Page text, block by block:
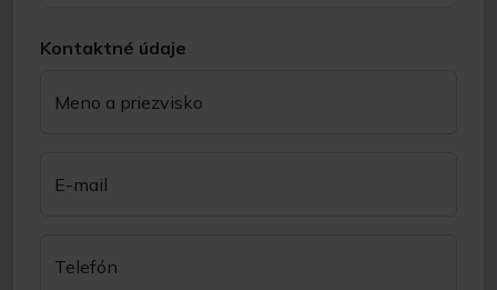
Kontaktné údaje
Meno a priezvisko
E-mail
Telefón